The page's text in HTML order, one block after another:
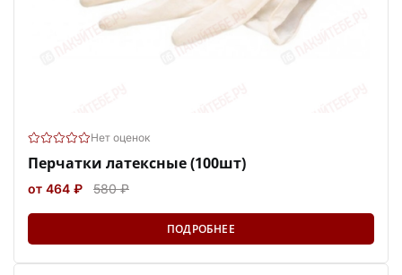
Нет оценок
Перчатки латексные (100шт)
от 464 ₽ 580 ₽
ПОДРОБНЕЕ